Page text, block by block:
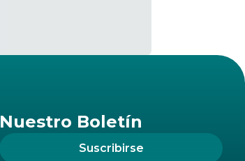
Nuestro Boletín
Suscribirse